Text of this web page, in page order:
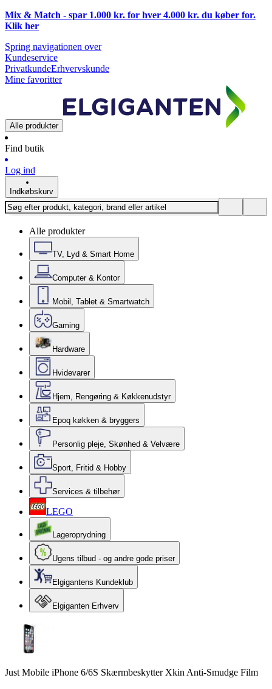
Mix & Match - spar 1.000 kr. for hver 4.000 kr. du køber for.
Klik her
Spring navigationen over
Kundeservice
PrivatkundeErhvervskunde
Mine favoritter
Alle produkter
Find butik
Log ind
Indkøbskurv
Alle produkter
TV, Lyd & Smart Home
Computer & Kontor
Mobil, Tablet & Smartwatch
Gaming
Hardware
Hvidevarer
Hjem, Rengøring & Køkkenudstyr
Epoq køkken & bryggers
Personlig pleje, Skønhed & Velvære
Sport, Fritid & Hobby
Services & tilbehør
LEGO
Lageroprydning
Ugens tilbud - og andre gode priser
Elgigantens Kundeklub
Elgiganten Erhverv
Just Mobile iPhone 6/6S Skærmbeskytter Xkin Anti-Smudge Film